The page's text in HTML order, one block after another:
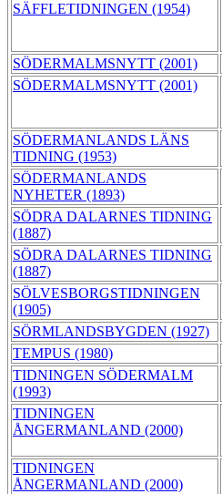
SÄFFLETIDNINGEN (1954)
SÖDERMALMSNYTT (2001)
SÖDERMALMSNYTT (2001)
SÖDERMANLANDS LÄNS
TIDNING (1953)
SÖDERMANLANDS
NYHETER (1893)
SÖDRA DALARNES TIDNING
(1887)
SÖDRA DALARNES TIDNING
(1887)
SÖLVESBORGSTIDNINGEN
(1905)
SÖRMLANDSBYGDEN (1927)
TEMPUS (1980)
TIDNINGEN SÖDERMALM
(1993)
TIDNINGEN
ÅNGERMANLAND (2000)
TIDNINGEN
ÅNGERMANLAND (2000)